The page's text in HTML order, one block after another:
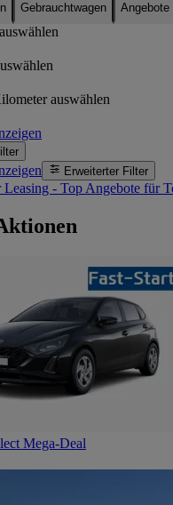
Gebrauchtwagen Angebote
auswählen
Erweiterter Filter
- Top Angebote für
Mega-Deal